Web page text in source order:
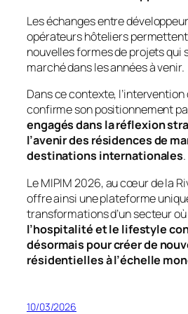
Les échanges entre
opérateurs hôteliers permettent
nouvelles formes de projets
marché dans les années à venir.
Dans ce contexte, l’intervention
confirme son positionnement
engagés dans la réflexion
l’avenir des résidences de
destinations internationales.
Le MIPIM 2026, au cœur de la
offre ainsi une plateforme
transformations d’un secteur où
l’hospitalité et le lifestyle
désormais pour créer de
résidentielles à l’échelle
10/03/2026